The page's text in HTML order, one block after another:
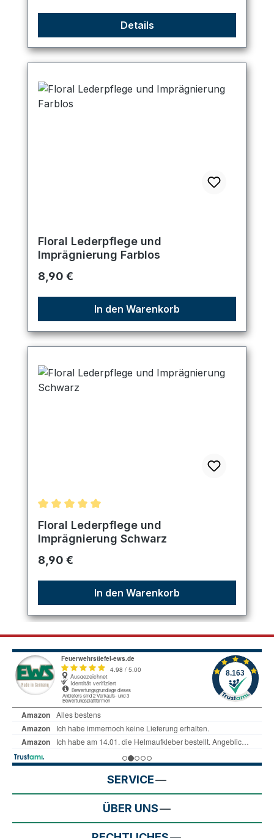
Details
Floral Lederpflege und
Imprägnierung Farblos
Regulärer Preis:
8,90 €
In den Warenkorb
Durchschnittliche Bewertung von 5 von 5 Sternen
Floral Lederpflege und
Imprägnierung Schwarz
Regulärer Preis:
8,90 €
In den Warenkorb
SERVICE
ÜBER UNS